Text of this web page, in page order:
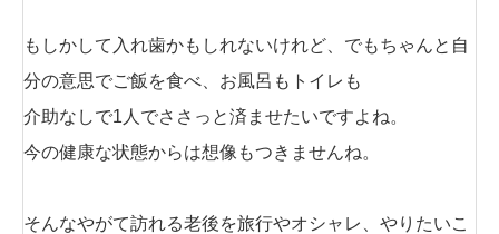
もしかして入れ歯かもしれないけれど、でもちゃんと自
分の意思でご飯を食べ、お風呂もトイレも
介助なしで1人でささっと済ませたいですよね。
今の健康な状態からは想像もつきませんね。
そんなやがて訪れる老後を旅行やオシャレ、やりたいこ